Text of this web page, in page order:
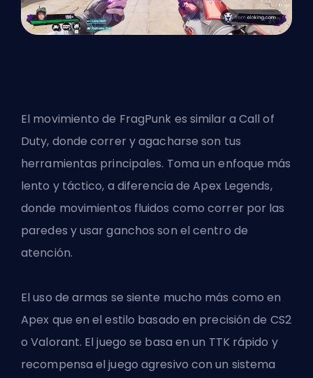
El movimiento de FragPunk es similar a Call of
Duty, donde correr y agacharse son tus
herramientas principales. Toma un enfoque más
lento y táctico, a diferencia de Apex Legends,
donde movimientos fluidos como correr por las
paredes y usar ganchos son el centro de
atención.
El uso de armas se siente mucho más como en
Apex que en el estilo basado en precisión de CS2
o Valorant. El juego se basa en un TTK rápido y
recompensa el juego agresivo con un sistema